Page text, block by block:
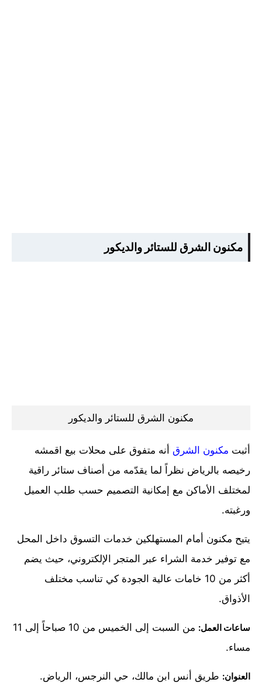
مكنون الشرق للستائر والديكور
مكنون الشرق للستائر والديكور
أثبت مكنون الشرق أنه متفوق على محلات بيع اقمشه
رخيصه بالرياض نظراً لما يقدّمه من أصناف ستائر راقية
لمختلف الأماكن مع إمكانية التصميم حسب طلب العميل
ورغبته.
يتيح مكنون أمام المستهلكين خدمات التسوق داخل المحل
مع توفير خدمة الشراء عبر المتجر الإلكتروني، حيث يضم
أكثر من 10 خامات عالية الجودة كي تناسب مختلف
الأذواق.
ساعات العمل:
من السبت إلى الخميس من 10 صباحاً إلى 11
مساء.
العنوان: طريق أنس ابن مالك، حي النرجس، الرياض.